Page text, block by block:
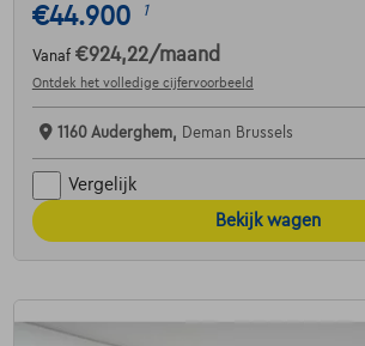
€44.900 1
Vanaf €924,22/maand
Ontdek het volledige cijfervoorbeeld
1160 Auderghem, Deman Brussels
Vergelijk
Bekijk wagen